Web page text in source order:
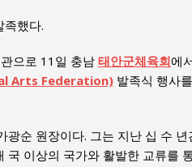
족했다.
으로 11일 충남태안군체육회에
Arts Federation) 발족식 행사
광순 원장이다. 그는 지난 십 수
국 이상의 국가와 활발한 교류를